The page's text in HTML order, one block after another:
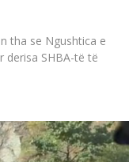
tha se Ngushtica e
derisa SHBA-të të